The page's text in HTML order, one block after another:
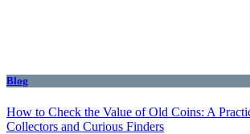
Blog
How to Check the Value of Old Coins: A
Collectors and Curious Finders